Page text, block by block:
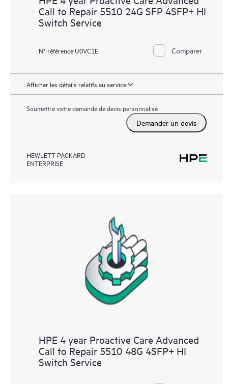
Call to Repair 5510 24G SFP 4SFP+ HI
Switch Service
N° référence U0VC1E Comparer
Afficher les détails relatifs au service
Soumettre votre demande de devis personnalisé
Demander un devis
HEWLETT PACKARD
ENTERPRISE
HPE 4 year Proactive Care Advanced
Call to Repair 5510 48G 4SFP+ HI
Switch Service